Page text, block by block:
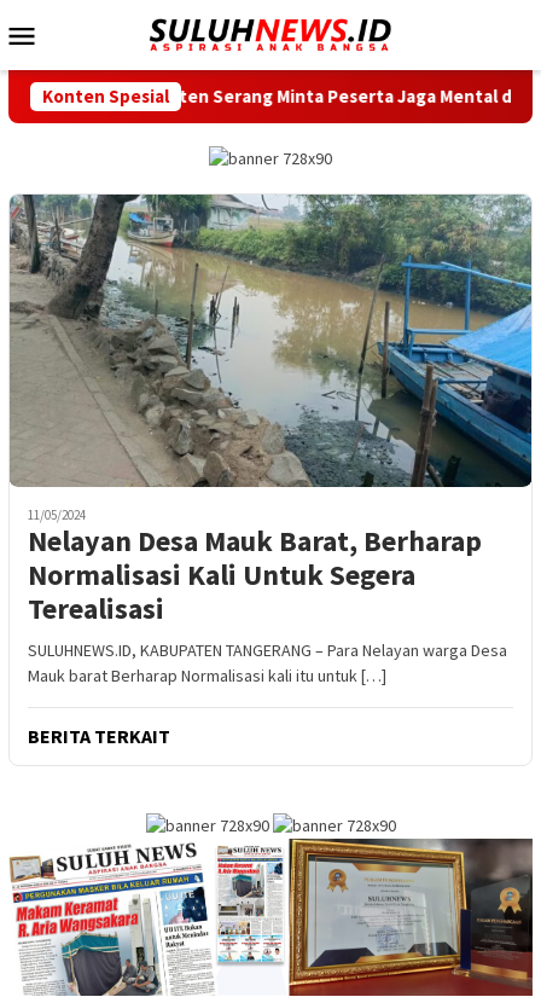
ke
Mobile
Konten Spesial
Serang Minta Peserta Jaga Mental dan Fisik
11/05/2024
Nelayan Desa Mauk Barat, Berharap
Normalisasi Kali Untuk Segera
Terealisasi
SULUHNEWS.ID, KABUPATEN TANGERANG – Para Nelayan warga Desa
Mauk barat Berharap Normalisasi kali itu untuk […]
BERITA TERKAIT